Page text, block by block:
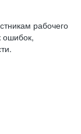
рабочего
ошибок,